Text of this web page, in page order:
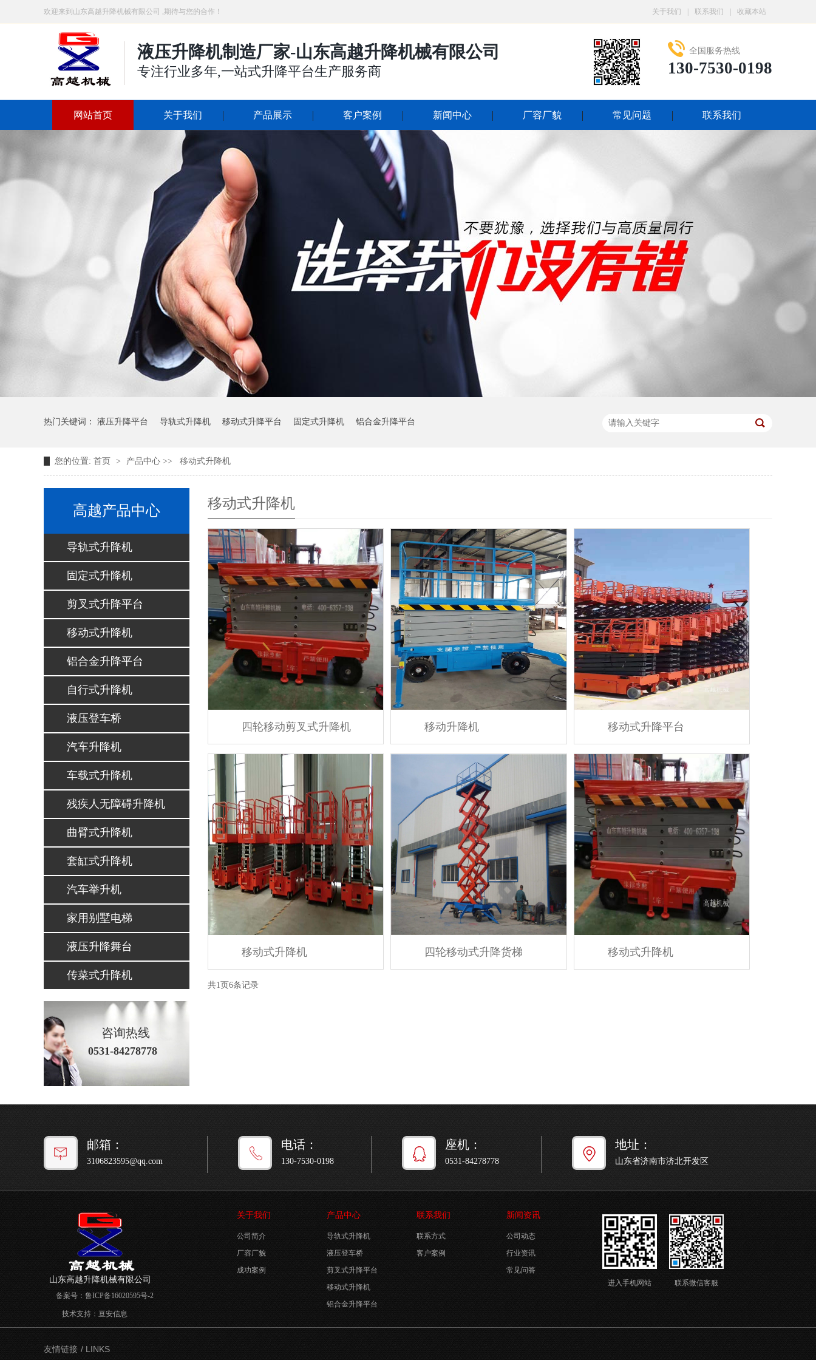
欢迎来到山东高越升降机械有限公司 ,期待与您的合作！ 关于我们 联系我们 收藏本站
液压升降机制造厂家-山东高越升降机械有限公司
专注行业多年,一站式升降平台生产服务商
全国服务热线
130-7530-0198
网站首页 关于我们 产品展示 客户案例 新闻中心 厂容厂貌 常见问题 联系我们
热门关键词： 液压升降平台 导轨式升降机 移动式升降平台 固定式升降机 铝合金升降平台
您的位置: 首页 > 产品中心 >> 移动式升降机
高越产品中心
导轨式升降机
固定式升降机
剪叉式升降平台
移动式升降机
铝合金升降平台
自行式升降机
液压登车桥
汽车升降机
车载式升降机
残疾人无障碍升降机
曲臂式升降机
套缸式升降机
汽车举升机
家用别墅电梯
液压升降舞台
传菜式升降机
咨询热线
0531-84278778
移动式升降机
四轮移动剪叉式升降机 移动升降机 移动式升降平台
移动式升降机 四轮移动式升降货梯 移动式升降机
共1 页 6条记录
邮箱：
3106823595@qq.com
电话：
130-7530-0198
座机：
0531-84278778
地址：
山东省济南市济北开发区
山东高越升降机械有限公司
备案号： 鲁ICP备16020595号-2
技术支持： 亘安信息
关于我们
公司简介
厂容厂貌
成功案例
产品中心
导轨式升降机
液压登车桥
剪叉式升降平台
移动式升降机
铝合金升降平台
联系我们
联系方式
客户案例
新闻资讯
公司动态
行业资讯
常见问答
进入手机网站
联系微信客服
友情链接 / LINKS